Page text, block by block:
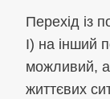
Перехід із
I) на інший
можливий,
життєвих